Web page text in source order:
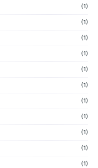
(1)
(1)
(1)
(1)
(1)
(1)
(1)
(1)
(1)
(1)
(1)